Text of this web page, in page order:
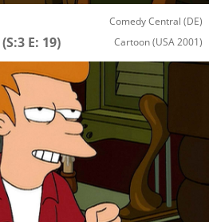
Comedy Central (DE)
(S:3 E: 19) Cartoon(USA 2001)